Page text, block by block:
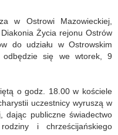
w Ostrowi Mazowieckiej,
Życia rejonu Ostrów
do udziału w Ostrowskim
się we wtorek, 9
o godz. 18.00 w kościele
uczestnicy wyruszą w
dając publiczne świadectwo
i chrześcijańskiego